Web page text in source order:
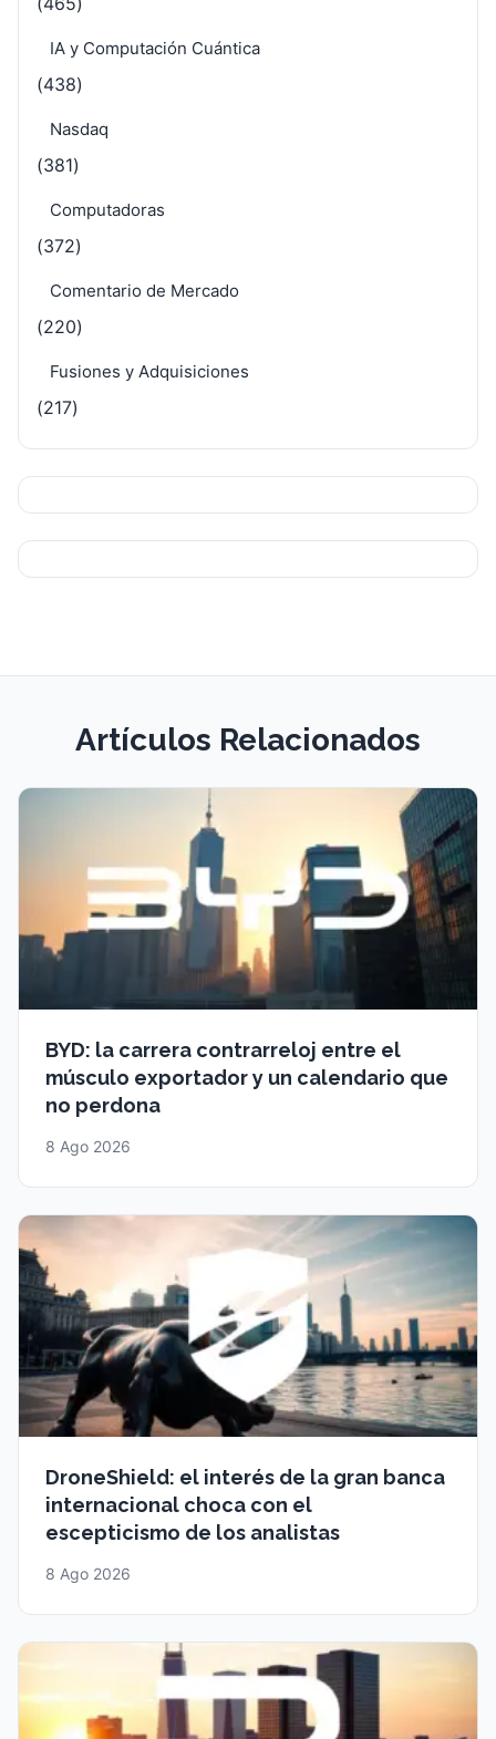
IA y Computación Cuántica
(438)
Nasdaq
(381)
Computadoras
(372)
Comentario de Mercado
(220)
Fusiones y Adquisiciones
(217)
Artículos Relacionados
BYD: la carrera contrarreloj entre el
músculo exportador y un calendario que
no perdona
8 Ago 2026
DroneShield: el interés de la gran banca
internacional choca con el
escepticismo de los analistas
8 Ago 2026